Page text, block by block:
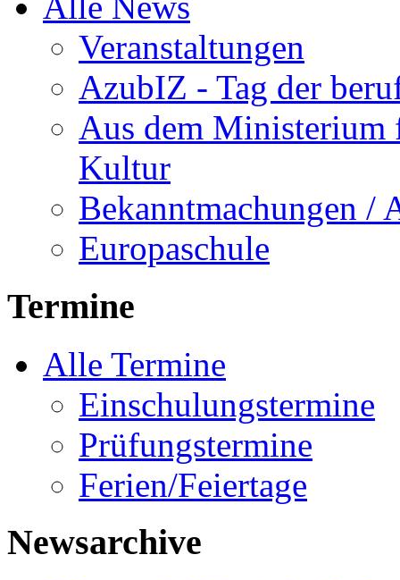
Veranstaltungen
AzubIZ - Tag der
Aus dem Ministerium
Kultur
Bekanntmachungen /
Europaschule
Termine
Alle Termine
Einschulungstermine
Prüfungstermine
Ferien/Feiertage
Newsarchive